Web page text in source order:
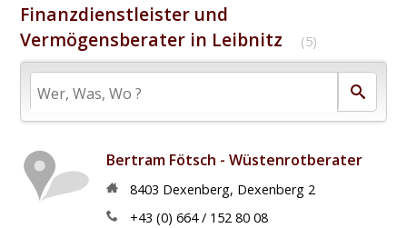
Finanzdienstleister und
Vermögensberater in Leibnitz
(5)
Bertram Fötsch - Wüstenrotberater
8403 Dexenberg, Dexenberg 2
+43 (0) 664 / 152 80 08